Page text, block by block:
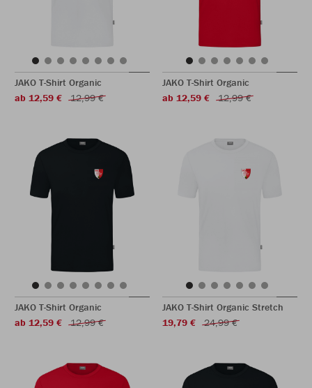
JAKO T-Shirt Organic
ab 12,59 €
12,99 €
JAKO T-Shirt Organic
ab 12,59 €
12,99 €
JAKO T-Shirt Organic
ab 12,59 €
12,99 €
JAKO T-Shirt Organic Stretch
19,79 €
24,99 €